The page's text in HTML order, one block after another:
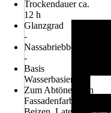
Trockendauer ca.
12 h
Glanzgrad
-
-
Basis
Wasserbasierend
Zum Abtönen von
Fassadenfarben,